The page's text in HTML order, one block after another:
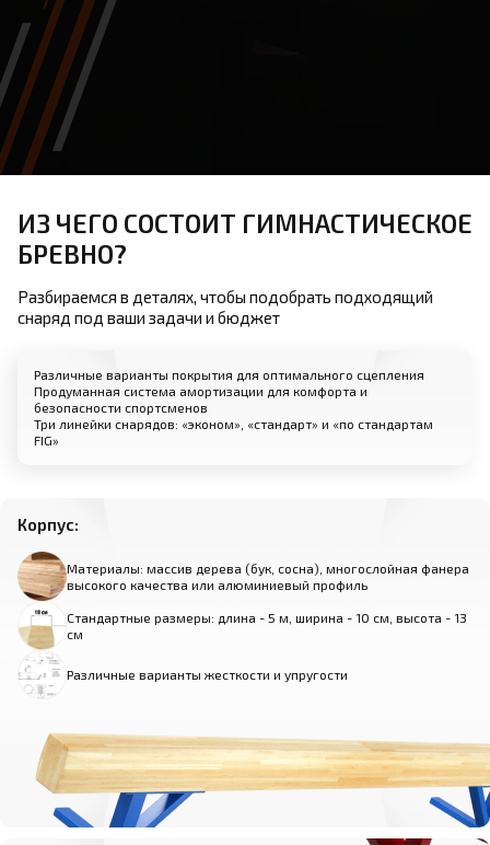
ИЗ ЧЕГО СОСТОИТ ГИМНАСТИЧЕСКОЕ
БРЕВНО?
Разбираемся в деталях, чтобы подобрать подходящий
снаряд под ваши задачи и бюджет
Различные варианты покрытия для оптимального сцепления
Продуманная система амортизации для комфорта и
безопасности спортсменов
Три линейки снарядов: «эконом», «стандарт» и «по стандартам
FIG»
Корпус:
Материалы: массив дерева (бук, сосна), многослойная фанера
высокого качества или алюминиевый профиль
Стандартные размеры: длина - 5 м, ширина - 10 см, высота - 13
см
Различные варианты жесткости и упругости